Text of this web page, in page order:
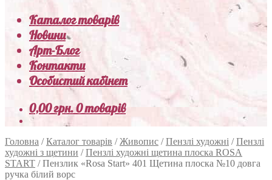
Каталог товарів
Новини
Арт-Блог
Контакти
Особистий кабінет
0,00грн.0 товарів
Головна /Каталог товарів /Живопис /Пензлі художні /Пензлі
художні з щетини /Пензлі художні щетина плоска ROSA
START /Пензлик «Rosa Start» 401 Щетина плоска №10 довга
ручка білий ворс